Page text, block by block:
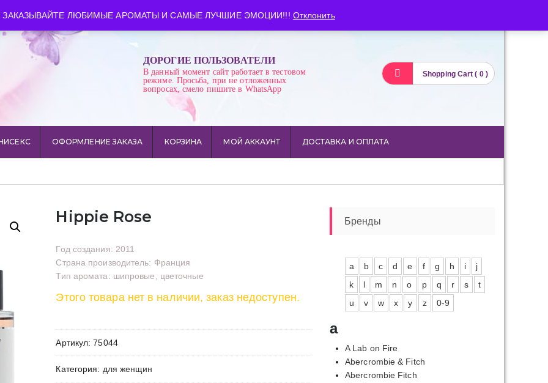
ЗАКАЗЫВАЙТЕ ЛЮБИМЫЕ АРОМАТЫ И САМЫЕ ЛУЧШИЕ ЭМОЦИИ!!! Отклонить
Время работы: пн-сб 10:00-21:00
ДОРОГИЕ ПОЛЬЗОВАТЕЛИ
В данный момент сайт работает в тестовом
режиме. Просьба, при не отложенных
вопросах, смело пишите в WhatsApp
Shopping Cart ( 0 )
ОФОРМЛЕНИЕ ЗАКАЗА КОРЗИНА МОЙ АККАУНТ ДОСТАВКА И ОПЛАТА
Hippie Rose
Год создания: 2011
Страна производитель: Франция
Тип аромата: шипровые, цветочные
Этого товара нет в наличии, заказ недоступен.
Артикул:75044
Категория: для женщин
Бренды
a b c d e f g h i
j
k
l m n o p q r s
t
u
v w x y z 0-9
a
A Lab on Fire
Abercrombie & Fitch
Abercrombie Fitch